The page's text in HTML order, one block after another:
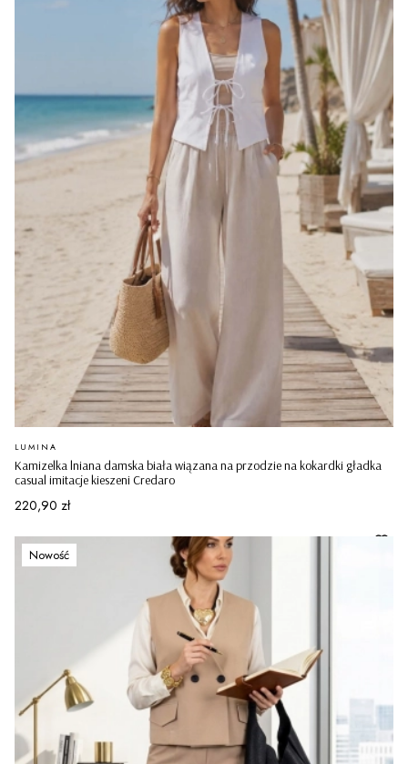
Kamizelka lniana damska biała wiązana na przodzie na kokardki gładka
casual imitacje kieszeni Credaro
PRODUCENT
LUMINA
Cena
220,90 zł
Nowość